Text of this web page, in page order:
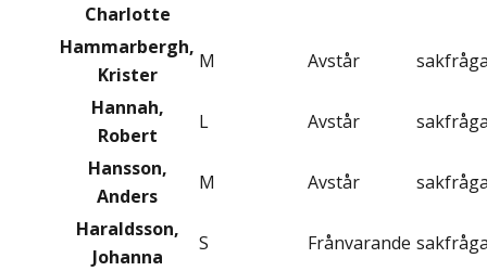
Charlotte
Hammarbergh,
Krister
M Avstår
Hannah,
Robert
L Avstår
Hansson,
Anders
M Avstår
Haraldsson,
Johanna
S Frånvarande